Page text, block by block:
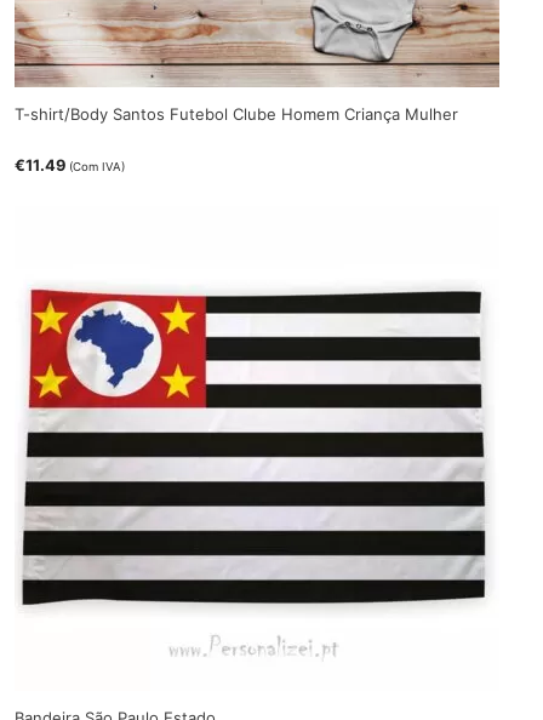
T-shirt/Body Santos Futebol Clube Homem Criança Mulher
€11.49 (Com IVA)